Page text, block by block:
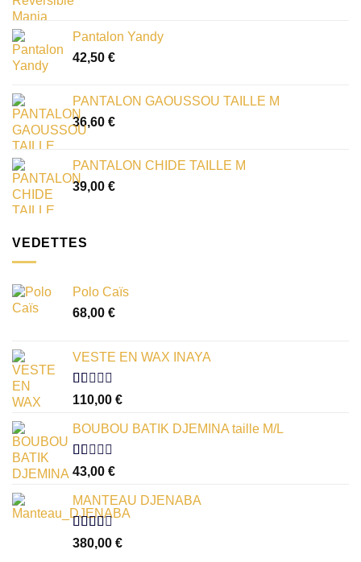
Pantalon Yandy
42,50 €
PANTALON GAOUSSOU TAILLE M
36,60 €
PANTALON CHIDE TAILLE M
39,00 €
VEDETTES
Polo Caïs
68,00 €
VESTE EN WAX INAYA
Note
sur
5
110,00 €
BOUBOU BATIK DJEMINA taille M/L
Note
1.00
sur
5
43,00 €
MANTEAU DJENABA
Note
380,00 €